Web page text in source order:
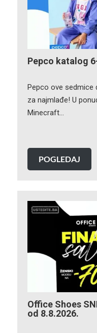
Pepco katalog
Pepco ove sedmice
za najmlađe! U
Minecraft…
POGLEDAJ
Office Shoes
od 8.8.2026.